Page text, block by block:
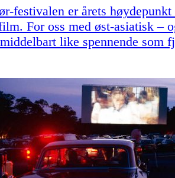
festivalen er årets
For oss med øst-asiatisk –
like spennende som